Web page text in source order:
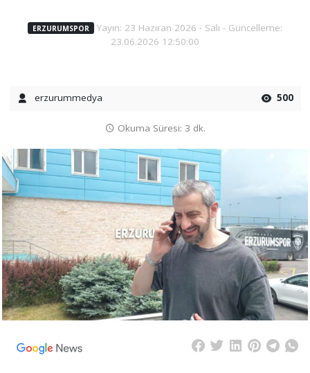
ERZURUMSPOR Yayın: 23 Haziran 2026 - Salı - Güncelleme:
23.06.2026 12:50:00
erzurummedya 500
Okuma Süresi: 3 dk.